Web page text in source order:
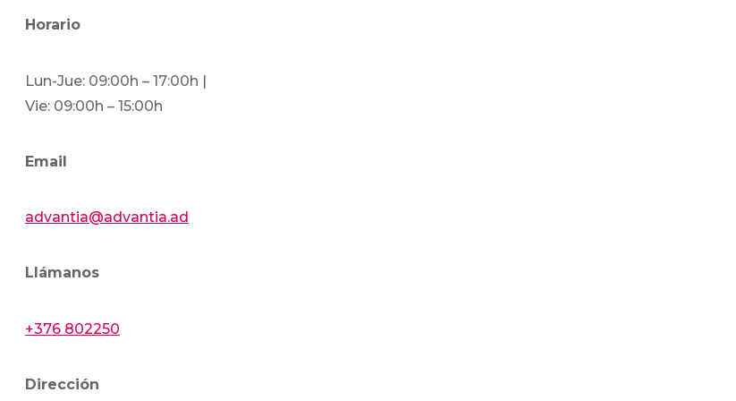
Horario
Lun-Jue: 09:00h – 17:00h |
Vie: 09:00h – 15:00h
Email
advantia@advantia.ad
Llámanos
+376 802250
Dirección